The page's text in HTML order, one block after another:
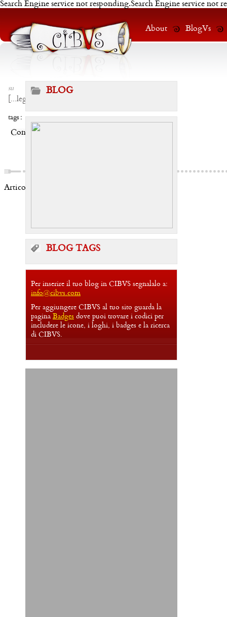
Search Engine service not responding.Search Engine service not
About BlogVs
su
...leggi
tags :
Condividi:
Articoli correlati:
BLOG
BLOG TAGS
Per inserire il tuo blog in CIBVS segnalalo a:
info@cibvs.com
Per aggiungere CIBVS al tuo sito guarda la
pagina Badges dove puoi trovare i codici per
includere le icone, i loghi, i badges e la ricerca
di CIBVS.